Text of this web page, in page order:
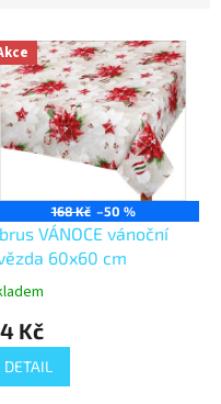
168 Kč –50 %
VÁNOCE vánoční
60x60 cm
Kč
DETAIL